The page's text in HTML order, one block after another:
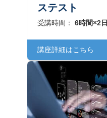
ステスト
受講時間： 6時間×2日
講座詳細はこちら